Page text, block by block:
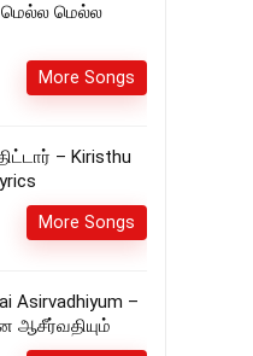
மெல்ல மெல்ல
More Songs
– Kiristhu
More Songs
Asirvadhiyum –
ஆசீர்வதியும்